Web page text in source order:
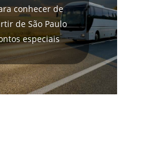
conhecer de
de São Paulo
especiais